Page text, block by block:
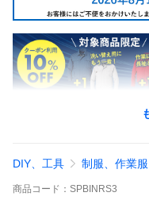
DIY、工具 制服、作業服
商品 コード： SPBINRS3